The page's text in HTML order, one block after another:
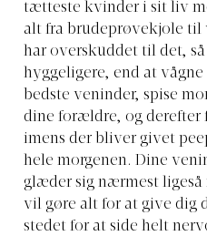
tætteste kvinder i sit liv
alt fra brudeprøvekjole til
har overskuddet til det,
hyggeligere, end at
bedste veninder, spise
dine forældre, og derefter
imens der bliver givet
hele morgenen. Dine
glæder sig nærmest ligeså
vil gøre alt for at give dig
stedet for at side helt